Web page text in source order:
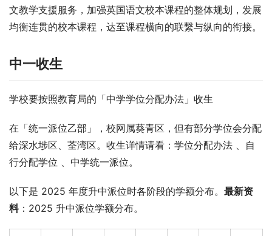
文教学支援服务，加强英国语文校本课程的整体规划，发展
均衡连贯的校本课程，达至课程横向的联繫与纵向的衔接。
中一收生
学校要按照教育局的「中学学位分配办法」收生
在「统一派位乙部」，校网属葵青区，但有部分学位会分配
给深水埗区、荃湾区。收生详情请看：学位分配办法 、自
行分配学位 、中学统一派位。
以下是 2025 年度升中派位时各阶段的学额分布。 最新资
料：2025 升中派位学额分布。